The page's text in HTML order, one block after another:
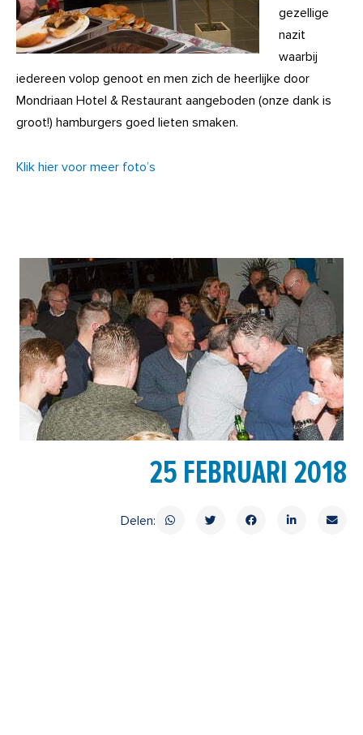
gezellige
nazit
waarbij
iedereen volop genoot en men zich de heerlijke door
Mondriaan Hotel & Restaurant aangeboden (onze dank is
groot!) hamburgers goed lieten smaken.
Klik hier voor meer foto’s
25 FEBRUARI 2018
Delen: